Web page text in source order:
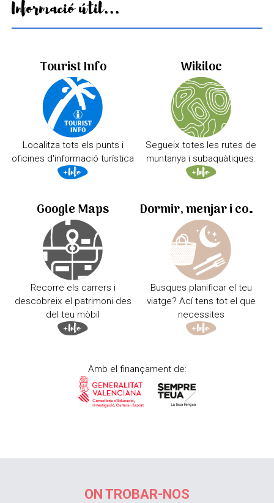
Informació útil...
Tourist Info
Localitza tots els punts i
oficines d'informació turística
Wikiloc
Segueix totes les rutes de
muntanya i subaquàtiques.
Google Maps
Recorre els carrers i
descobreix el patrimoni des
del teu mòbil
Dormir, menjar i comprar
Busques planificar el teu
viatge? Ací tens tot el que
necessites
Amb el finançament de:
ON TROBAR-NOS